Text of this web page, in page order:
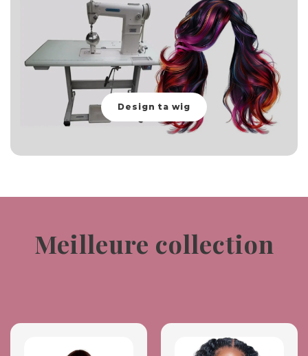
Design ta wig
Meilleure collection